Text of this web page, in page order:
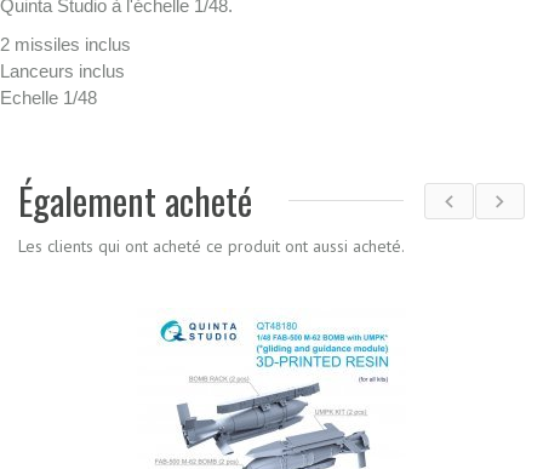
Quinta Studio à l'échelle 1/48.
2 missiles inclus
Lanceurs inclus
Echelle 1/48
Également acheté
Les clients qui ont acheté ce produit ont aussi acheté.